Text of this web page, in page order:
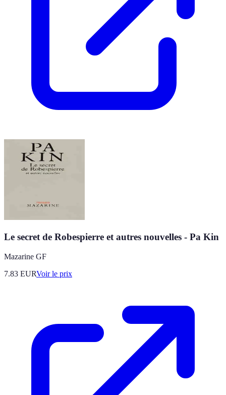
Le secret de Robespierre et autres nouvelles - Pa Kin
Mazarine GF
7.83 EURVoir le prix